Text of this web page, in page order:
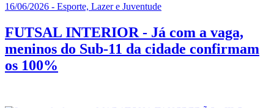
16/06/2026 - Esporte, Lazer e Juventude
FUTSAL INTERIOR - Já com a vaga,
meninos do Sub-11 da cidade confirmam
os 100%